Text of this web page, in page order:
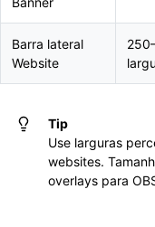
Barra lateral
Website
Tip
Use larguras
websites.
overlays para